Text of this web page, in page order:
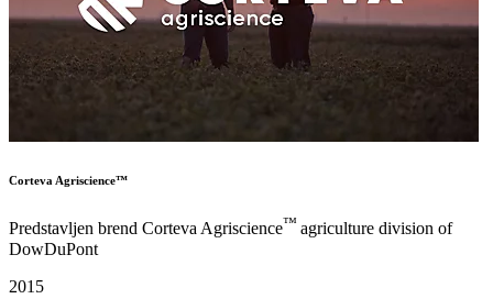
Corteva Agriscience™
Predstavljen brend Corteva Agriscience™ agriculture division of
DowDuPont
2015